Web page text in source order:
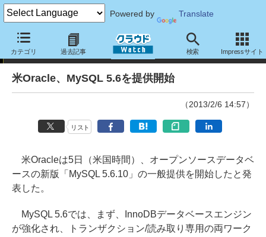
Powered by Translate
カテゴリ 過去記事 検索 Impressサイト
ニュース
米Oracle、MySQL 5.6を提供開始
（2013/2/6 14:57）
リスト
米Oracleは5日（米国時間）、オープンソースデータベ
ースの新版「MySQL 5.6.10」の一般提供を開始したと発
表した。
MySQL 5.6では、まず、InnoDBデータベースエンジン
が強化され、トランザクション/読み取り専用の両ワーク